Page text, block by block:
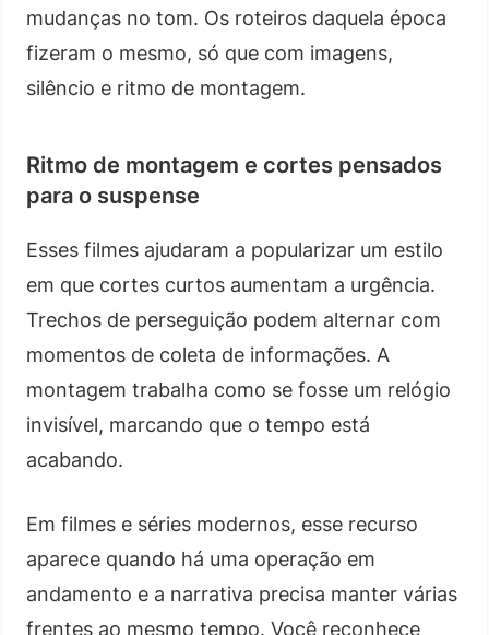
mudanças no tom. Os roteiros daquela época
fizeram o mesmo, só que com imagens,
silêncio e ritmo de montagem.
Ritmo de montagem e cortes pensados
para o suspense
Esses filmes ajudaram a popularizar um estilo
em que cortes curtos aumentam a urgência.
Trechos de perseguição podem alternar com
momentos de coleta de informações. A
montagem trabalha como se fosse um relógio
invisível, marcando que o tempo está
acabando.
Em filmes e séries modernos, esse recurso
aparece quando há uma operação em
andamento e a narrativa precisa manter várias
frentes ao mesmo tempo. Você reconhece